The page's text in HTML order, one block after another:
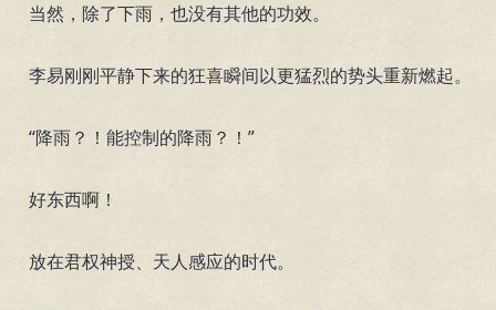
当然，除了下雨，也没有其他的功效。
李易刚刚平静下来的狂喜瞬间以更猛烈的势头重新燃起。
“降雨？！能控制的降雨？！”
好东西啊！
放在君权神授、天人感应的时代。